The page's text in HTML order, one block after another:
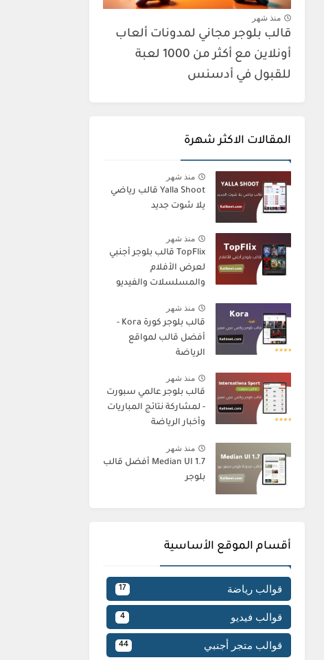
منذ شهر
قالب بلوجر مجاني لمدونات ألعاب
أونلاين مع أكثر من 1000 لعبة
للقبول في أدسنس
المقالات الاكثر شهرة
منذ شهر
Yalla Shoot قالب رياضي
يلا شوت جديد
منذ شهر
TopFlix قالب بلوجر أجنبي
لعرض الأفلام
والمسلسلات والفيديو
منذ شهر
قالب بلوجر كورة Kora -
أفضل قالب لمواقع
الرياضة
منذ شهر
قالب بلوجر عالمي سبورت
- لمشاركة نتائج المباريات
وأخبار الرياضة
منذ شهر
Median UI 1.7 أفضل قالب
بلوجر
أقسام الموقع الأساسية
قوالب رياضة 17
قوالب فيديو 4
قوالب متجر أجنبي 44